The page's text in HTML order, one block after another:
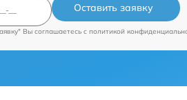
Оставить заявку
Вы соглашаетесь c политикой